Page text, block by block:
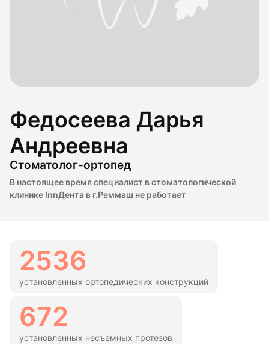
Федосеева Дарья
Андреевна
Стоматолог-ортопед
В настоящее время специалист в стоматологической
клинике InnДента в г.Реммаш не работает
2536
установленных ортопедических конструкций
672
установленных несъемных протезов